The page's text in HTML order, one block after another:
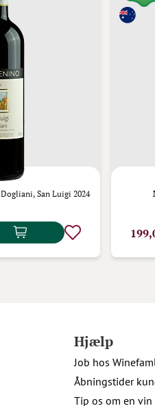
San Luigi 2024
Hjælp
Job hos
Åbningstider
Tip os om en vin